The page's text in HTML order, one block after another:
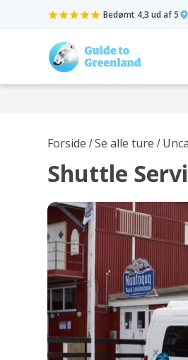
Bedømt 4,3 ud af 5
Forside /Se alle ture /
Shuttle